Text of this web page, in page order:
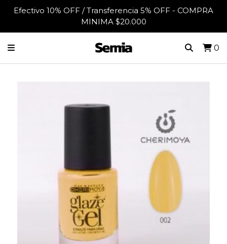
Efectivo 10% OFF / Transferencia 5% OFF - COMPRA
MINIMA $20.000
0